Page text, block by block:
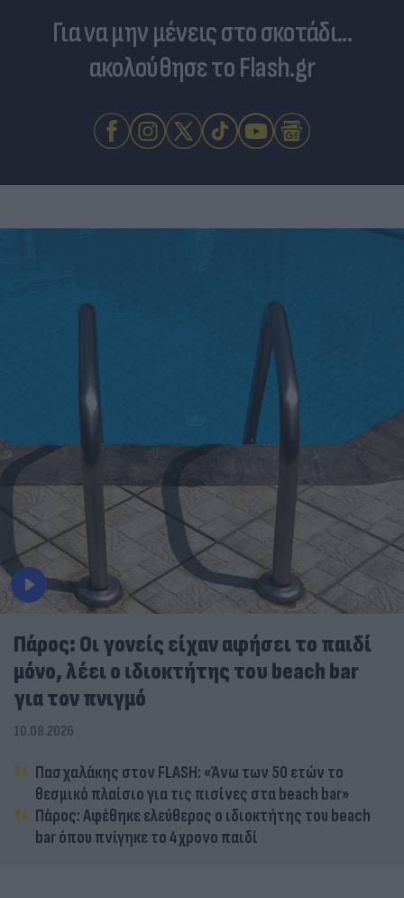
Για να μην μένεις στο σκοτάδι...
ακολούθησε το Flash.gr
Πάρος: Οι γονείς είχαν αφήσει το παιδί
μόνο, λέει ο ιδιοκτήτης του beach bar
για τον πνιγμό
10.08.2026
Πασχαλάκης στον FLASH: «Άνω των 50 ετών το
θεσμικό πλαίσιο για τις πισίνες στα beach bar»
Πάρος: Αφέθηκε ελεύθερος ο ιδιοκτήτης του beach
bar όπου πνίγηκε το 4χρονο παιδί